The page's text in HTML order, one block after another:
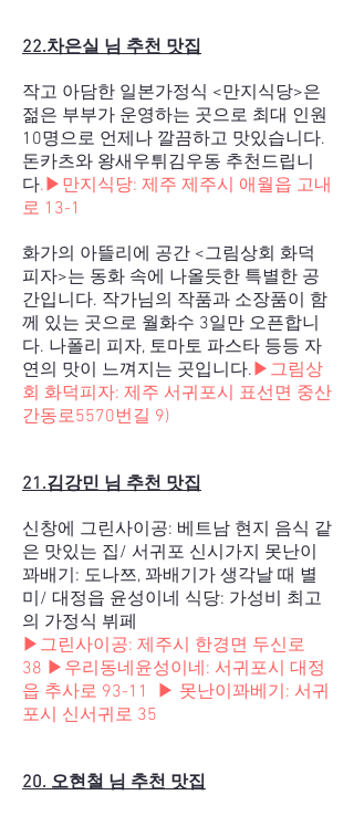
22.차은실 님 추천 맛집
작고 아담한 일본가정식 <만지식당>은
젊은 부부가 운영하는 곳으로 최대 인원
10명으로 언제나 깔끔하고 맛있습니다.
돈카츠와 왕새우튀김우동 추천드립니
다.▶만지식당: 제주 제주시 애월읍 고내
로 13-1
화가의 아뜰리에 공간 <그림상회 화덕
피자>는 동화 속에 나올듯한 특별한 공
간입니다. 작가님의 작품과 소장품이 함
께 있는 곳으로 월화수 3일만 오픈합니
다. 나폴리 피자, 토마토 파스타 등등 자
연의 맛이 느껴지는 곳입니다.▶그림상
회 화덕피자: 제주 서귀포시 표선면 중산
간동로5570번길 9)
21.김강민 님 추천 맛집
신창에 그린사이공: 베트남 현지 음식 같
은 맛있는 집/ 서귀포 신시가지 못난이
꽈배기: 도나쯔, 꽈배기가 생각날 때 별
미/ 대정읍 윤성이네 식당: 가성비 최고
의 가정식 뷔페
▶그린사이공: 제주시 한경면 두신로
38 ▶우리동네윤성이네: 서귀포시 대정
읍 추사로 93-11 ▶ 못난이꽈베기: 서귀
포시 신서귀로 35
20. 오현철 님 추천 맛집